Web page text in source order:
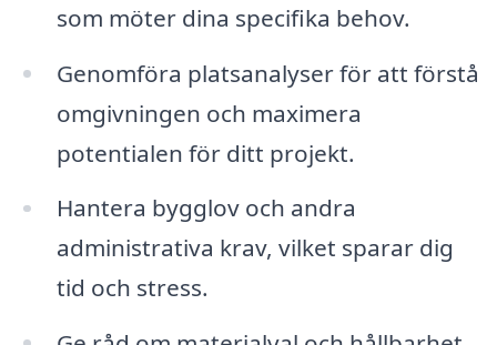
som möter dina specifika behov.
Genomföra platsanalyser för att förstå
omgivningen och maximera
potentialen för ditt projekt.
Hantera bygglov och andra
administrativa krav, vilket sparar dig
tid och stress.